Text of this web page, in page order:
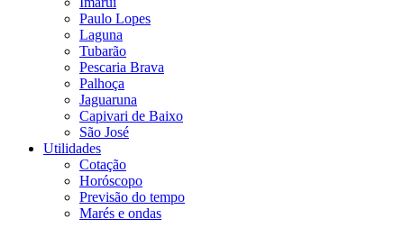
Paulo Lopes
Laguna
Tubarão
Pescaria Brava
Palhoça
Jaguaruna
Capivari de Baixo
São José
Utilidades
Cotação
Horóscopo
Previsão do tempo
Marés e ondas